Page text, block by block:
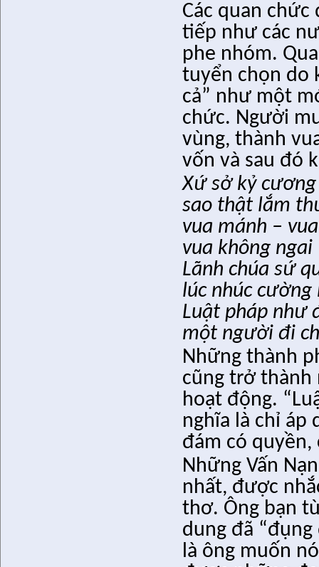
Các quan
tiếp như các
phe nhóm.
tuyển chọn do
cả” như một
chức. Người
vùng, thành
vốn và sau đó
Xứ sở kỷ cương
sao thật lắm
vua mánh –
vua không
Lãnh chúasứ
lúc nhúc
Luật pháp như
một người đi
Những thành
cũng trở thành
hoạt động.
nghĩa là chỉ áp
đám có
Những Vấn
nhất, được
thơ. Ông bạn
dung đã
là ông muốn